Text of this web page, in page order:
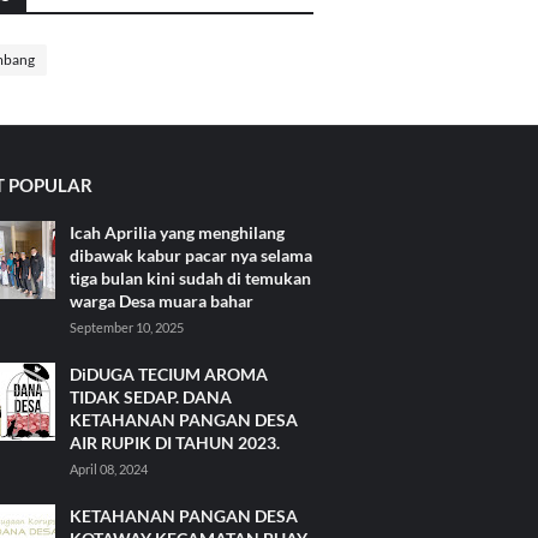
POPULAR
Icah Aprilia yang menghilang
dibawak kabur pacar nya selama
tiga bulan kini sudah di temukan
warga Desa muara bahar
September 10, 2025
DiDUGA TECIUM AROMA
TIDAK SEDAP. DANA
KETAHANAN PANGAN DESA
AIR RUPIK DI TAHUN 2023.
April 08, 2024
KETAHANAN PANGAN DESA